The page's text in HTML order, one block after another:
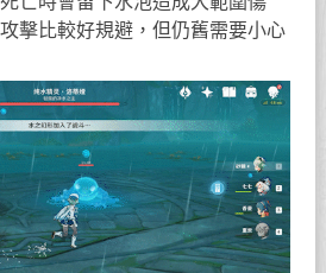
擊比較好規避，但仍舊需要小心